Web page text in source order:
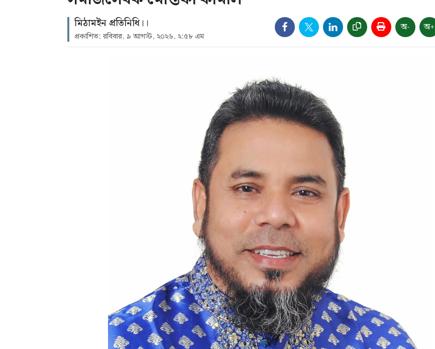
মিঠামইন প্রতিনিধি।।
প্রকাশিত: রবিবার, ৯ আগস্ট, ২০২৬, ২:৫৮ এম
অ- অ+